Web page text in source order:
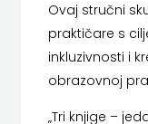
KONCEPT
IZADAVAŠTVO
Ovaj stručni
praktičare s
inkluzivnosti i
obrazovnoj
„Tri knjige –